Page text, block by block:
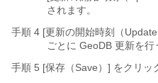
されます。
手順 4 [更新の開始時刻（
ごとに GeoDB 更新を行
手順 5 [保存（Save）] をクリッ